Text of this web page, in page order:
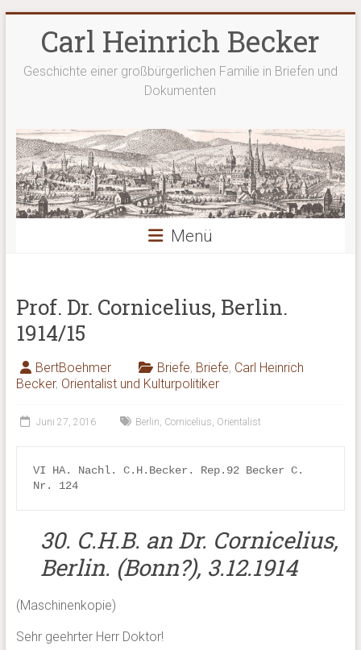
springenCarl Heinrich Becker
Geschichte einer großbürgerlichen Familie in Briefen und
Dokumenten
Menü
Prof. Dr. Cornicelius, Berlin.
1914/15
BertBoehmer Briefe, Briefe, Carl Heinrich
Becker, Orientalist und Kulturpolitiker
Juni 27, 2016 Berlin, Cornicelius, Orientalist
VI HA. Nachl. C.H.Becker. Rep.92 Becker C.
Nr. 124
30. C.H.B. an Dr. Cornicelius,
Berlin. (Bonn?), 3.12.1914
(Maschinenkopie)
Sehr geehrter Herr Doktor!